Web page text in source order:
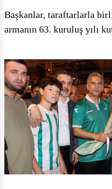
Başkanlar, taraftarlarla
armanın 63. kuruluş yılı